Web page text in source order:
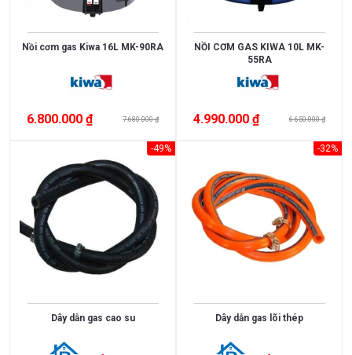
Nồi cơm gas Kiwa 16L MK-90RA
6.800.000 ₫ 7.680.000 ₫
NỒI CƠM GAS KIWA 10L MK-
55RA
4.990.000 ₫ 6.650.000 ₫
-49%
Dây dẫn gas cao su
-32%
Dây dẫn gas lõi thép